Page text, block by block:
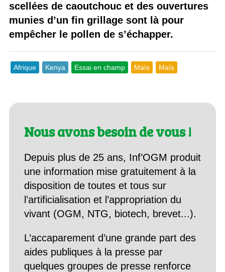
scellées de caoutchouc et des ouvertures
munies d’un fin grillage sont là pour
empêcher le pollen de s’échapper.
Afrique Kenya Essai en champ Maïs Maïs
Nous avons besoin de vous !
Depuis plus de 25 ans, Inf’OGM produit
une information mise gratuitement à la
disposition de toutes et tous sur
l’artificialisation et l’appropriation du
vivant (OGM, NTG, biotech, brevet...).
L’accaparement d’une grande part des
aides publiques à la presse par
quelques groupes de presse renforce